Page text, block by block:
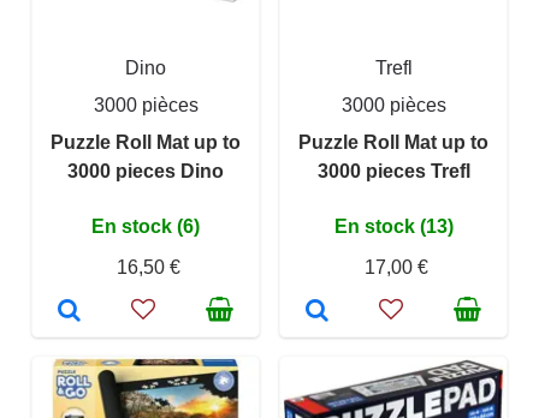
Dino
3000 pièces
Puzzle Roll Mat up to
3000 pieces Dino
En stock (6)
16,50 €
Trefl
3000 pièces
Puzzle Roll Mat up to
3000 pieces Trefl
En stock (13)
17,00 €